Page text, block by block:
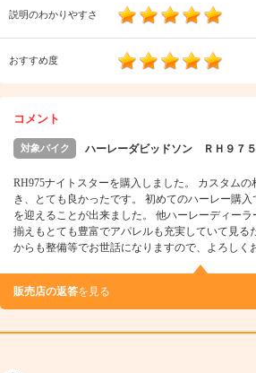
説明のわかりやすさ
おすすめ度
コメント
対象バイク ハーレーダビッドソン ＲＨ９７
RH975ナイトスターを購入しました。 カスタム
き、とても良かったです。 初めてのハーレー購
を迎えることが出来ました。 他ハーレーディー
揃えもとても豊富でアパレルも充実していて見る
からも整備等でお世話になりますので、よろしく
販売店の返答を見る